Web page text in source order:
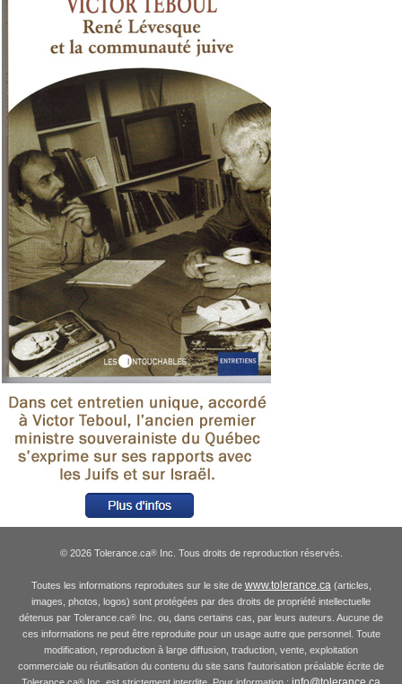
© 2026 Tolerance.ca®Inc. Tous droits de reproduction réservés.
Toutes les informations reproduites sur le site de www.tolerance.ca(articles,
images, photos, logos) sont protégées par des droits de propriété intellectuelle
détenus par Tolerance.ca® Inc. ou, dans certains cas, par leurs auteurs. Aucune de
ces informations ne peut être reproduite pour un usage autre que personnel. Toute
modification, reproduction à large diffusion, traduction, vente, exploitation
commerciale ou réutilisation du contenu du site sans l'autorisation préalable écrite de